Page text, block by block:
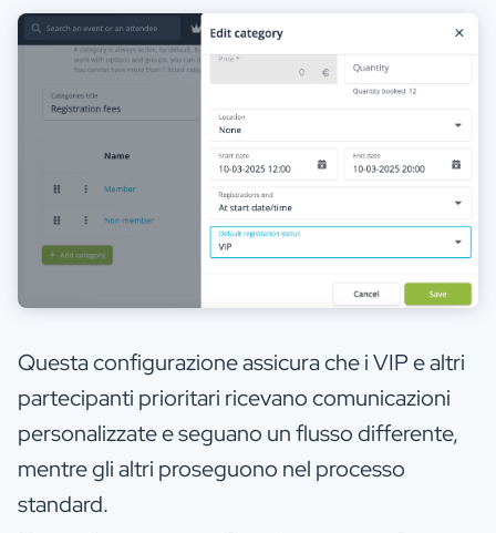
Questa configurazione assicura che i VIP e altri
partecipanti prioritari ricevano comunicazioni
personalizzate e seguano un flusso differente,
mentre gli altri proseguono nel processo
standard.